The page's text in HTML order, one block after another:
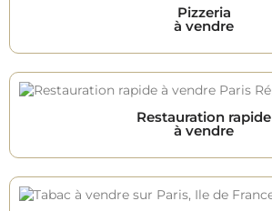
Pizzeria
à vendre
Restauration rapide
à vendre